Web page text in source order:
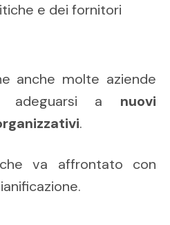
e dei fornitori
anche molte aziende
adeguarsi a nuovi
.
va affrontato con